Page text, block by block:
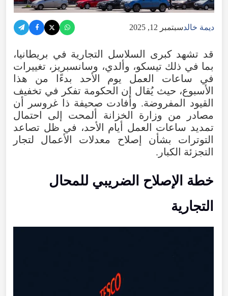
ديمة خالدسبتمبر 12, 2025
قد تشهد كبرى السلاسل التجارية في بريطانيا،
بما في ذلك تيسكو، وألدي، وسانسبريز، تغييرات
في ساعات العمل يوم الأحد بدءًا من هذا
الأسبوع، حيث يُقال إن الحكومة تفكر في تخفيف
القيود المفروضة. وأفادت صحيفة ذا غروسر أن
مصادر من وزارة الخزانة ألمحت إلى احتمال
تمديد ساعات العمل أيام الأحد، في ظل تصاعد
التوترات بشأن إصلاح معدلات الأعمال لتجار
التجزئة الكبار.
خطة الإصلاح الضريبي للمحال
التجارية